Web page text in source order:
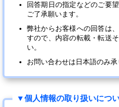
回答期日の指定などのご要
ご了承願います。
弊社からお客様への回答は
すので、内容の転載・転送
い。
お問い合わせは日本語のみ承